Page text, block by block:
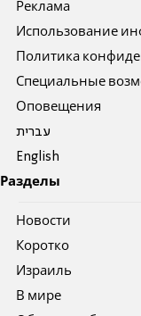
Реклама
Использование
Политика
Специальные
Оповещения
עברית
English
Разделы
Новости
Коротко
Израиль
В мире